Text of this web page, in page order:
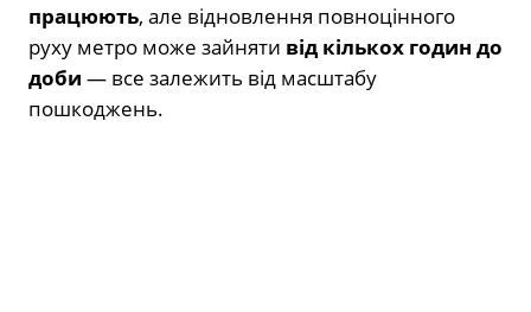
працюють, але відновлення повноцінного
руху метро може зайняти від кількох годин до
доби — все залежить від масштабу
пошкоджень.